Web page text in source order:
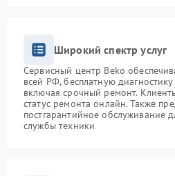
Широкий спектр услуг
Сервисный центр Beko
всей РФ, бесплатную
включая срочный ремонт.
статус ремонта онлайн. Также
постгарантийное обслуживание
службы техники